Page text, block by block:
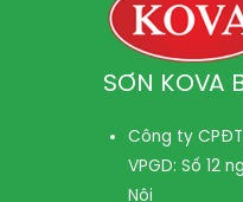
SƠN KOVA
Công ty CPĐT
VPGD: Số 12
Nội